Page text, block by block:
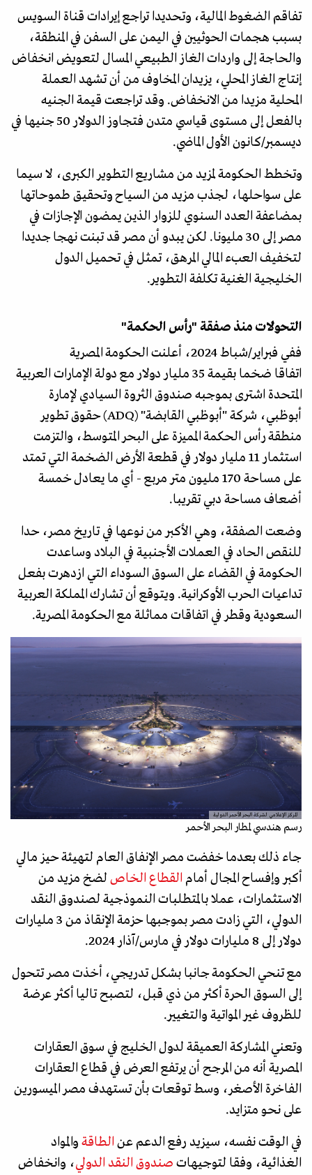
تفاقم الضغوط المالية، وتحديدا تراجع إيرادات قناة السويس
بسبب هجمات الحوثيين في اليمن على السفن في المنطقة،
والحاجة إلى واردات الغاز الطبيعي المسال لتعويض انخفاض
إنتاج الغاز المحلي، يزيدان المخاوف من أن تشهد العملة
المحلية مزيدا من الانخفاض. وقد تراجعت قيمة الجنيه
بالفعل إلى مستوى قياسي متدن فتجاوز الدولار 50 جنيها في
ديسمبر/كانون الأول الماضي.
وتخطط الحكومة لمزيد من مشاريع التطوير الكبرى، لا سيما
على سواحلها، لجذب مزيد من السياح وتحقيق طموحاتها
بمضاعفة العدد السنوي للزوار الذين يمضون الإجازات في
مصر إلى 30 مليونا. لكن يبدو أن مصر قد تبنت نهجا جديدا
لتخفيف العبء المالي المرهق، تمثل في تحميل الدول
الخليجية الغنية تكلفة التطوير.
التحولات منذ صفقة "رأس الحكمة"
ففي فبراير/شباط 2024، أعلنت الحكومة المصرية
اتفاقا ضخما بقيمة 35 مليار دولار مع دولة الإمارات العربية
المتحدة اشترى بموجبه صندوق الثروة السيادي لإمارة
أبوظبي، شركة "أبوظبي القابضة" (ADQ) حقوق تطوير
منطقة رأس الحكمة المميزة على البحر المتوسط​، والتزمت
استثمار 11 مليار دولار في قطعة الأرض الضخمة التي تمتد
على مساحة 170 مليون متر مربع - أي ما يعادل خمسة
أضعاف مساحة دبي تقريبا.
وضعت الصفقة، وهي الأكبر من نوعها في تاريخ مصر، حدا
للنقص الحاد في العملات الأجنبية في البلاد وساعدت
الحكومة في القضاء على السوق السوداء التي ازدهرت بفعل
تداعيات الحرب الأوكرانية. ويتوقع أن تشارك المملكة العربية
السعودية وقطر في اتفاقات مماثلة مع الحكومة المصرية.
المركز الإعلامي لشركة البحر الأحمر الدولية
رسم هندسي لمطار البحر الأحمر
جاء ذلك بعدما خفضت مصر الإنفاق العام لتهيئة حيز مالي
أكبر وإفساح المجال أمام القطاع الخاص لضخ مزيد من
الاستثمارات، عملا بالمتطلبات النموذجية لصندوق النقد
الدولي، التي زادت مصر بموجبها حزمة الإنقاذ من 3 مليارات
دولار إلى 8 مليارات دولار في مارس/آذار 2024.
مع تنحي الحكومة جانبا بشكل تدريجي، أخذت مصر تتحول
إلى السوق الحرة أكثر من ذي قبل، لتصبح تاليا أكثر عرضة
للظروف غير المواتية والتغيير.
وتعني المشاركة العميقة لدول الخليج في سوق العقارات
المصرية أنه من المرجح أن يرتفع العرض في قطاع العقارات
الفاخرة الأصغر، وسط توقعات بأن تستهدف مصر الميسورين
على نحو متزايد.
في الوقت نفسه، سيزيد رفع الدعم عن الطاقة والمواد
الغذائية، وفقا لتوجيهات صندوق النقد الدولي، وانخفاض